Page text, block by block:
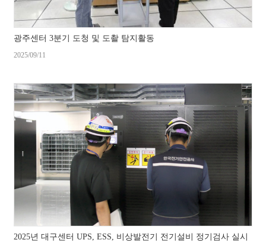
광주센터 3분기 도청 및 도촬 탐지활동
2025/09/11
2025년 대구센터 UPS, ESS, 비상발전기 전기설비 정기검사 실시